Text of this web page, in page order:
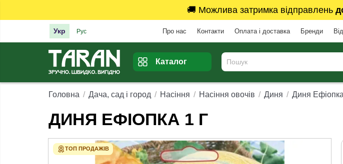
🚚 Можлива затримка відправлень
Укр Рус Про нас Контакти Оплата і доставка Бренди
Каталог
Головна Дача, сад і город Насіння Насіння овочів Диня Диня
ДИНЯ ЕФІОПКА 1 Г
ТОП ПРОДАЖІВ